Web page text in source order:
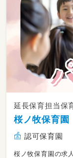
延長保育担当保
桜ノ牧保育園
認可保育園
桜ノ牧保育園の求